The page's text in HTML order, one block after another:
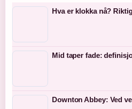
Hva er klokka nå?
Mid taper fade:
Downton Abbey: Ved